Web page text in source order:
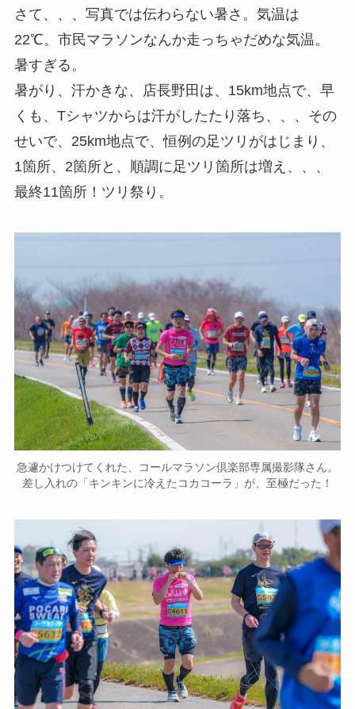
さて、、、写真では伝わらない暑さ。気温は
22℃。市民マラソンなんか走っちゃだめな気温。
暑すぎる。
暑がり、汗かきな、店長野田は、15km地点で、早
くも、Tシャツからは汗がしたたり落ち、、、その
せいで、25km地点で、恒例の足ツリがはじまり、
1箇所、2箇所と、順調に足ツリ箇所は増え、、、
最終11箇所！ツリ祭り。
急遽かけつけてくれた、コールマラソン倶楽部専属撮影隊さん。
差し入れの「キンキンに冷えたコカコーラ」が、至極だった！